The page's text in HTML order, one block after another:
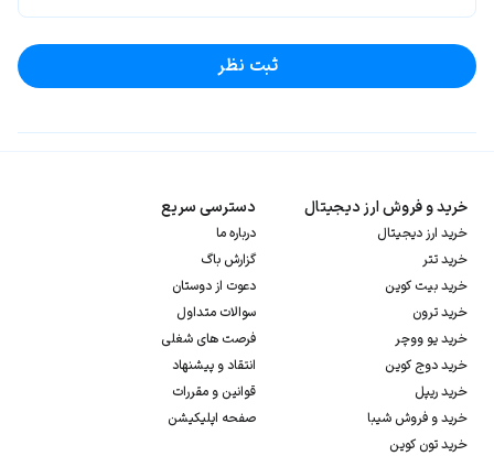
ثبت نظر
خرید و فروش ارز دیجیتال
خرید ارز دیجیتال
خرید تتر
خرید بیت کوین
خرید ترون
خرید یو ووچر
خرید دوج کوین
خرید ریپل
خرید و فروش شیبا
خرید تون کوین
دسترسی سریع
درباره ما
گزارش باگ
دعوت از دوستان
سوالات متداول
فرصت های شغلی
انتقاد و پیشنهاد
قوانین و مقررات
صفحه اپلیکیشن